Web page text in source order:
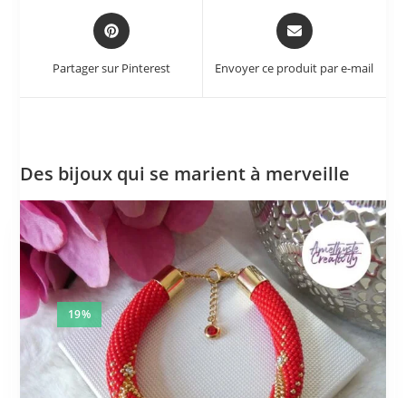
Partager sur Pinterest Envoyer ce produit par e-mail
Des bijoux qui se marient à merveille
19%